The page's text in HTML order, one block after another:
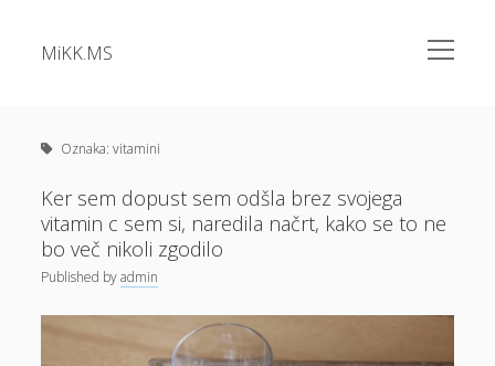
MiKK.MS
open
menu
Alu okna
Apartma Bovec
Bazeni Intex
Oznaka:vitamini
Ker sem dopust sem odšla brez svojega
vitamin c sem si, naredila načrt, kako se to ne
bo več nikoli zgodilo
Published byadmin